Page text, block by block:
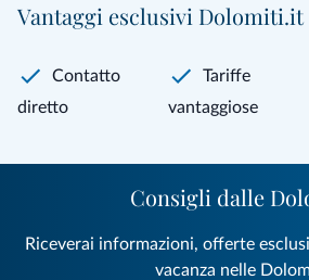
Vantaggi esclusivi Dolomiti.it
Contatto
diretto
Tariffe
vantaggiose
Consigli dalle
Riceverai informazioni, offerte
vacanza nelle